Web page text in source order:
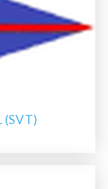
(SVT)